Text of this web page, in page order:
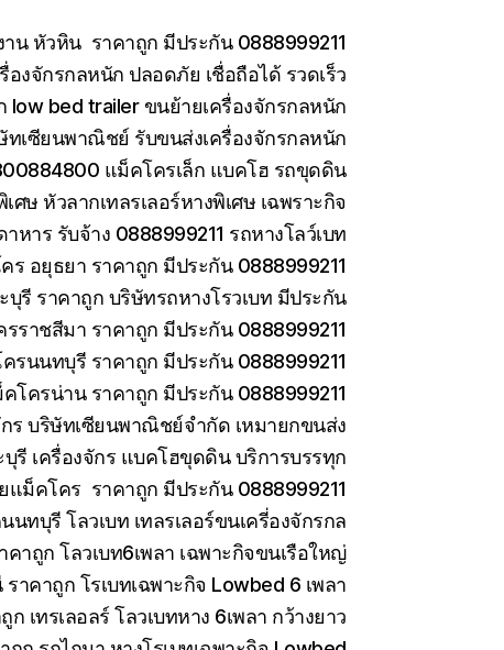
น หัวหิน ราคาถูก มีประกัน 0888999211
องจักรกลหนัก ปลอดภัย เชื่อถือได้ รวดเร็ว
low bed trailer ขนย้ายเครื่องจักรกลหนัก
ทเซียนพาณิชย์ รับขนส่งเครื่องจักรกลหนัก
แม็คโครเล็ก แบคโฮ รถขุดดิน
ศษ หัวลากเทลรเลอร์หางพิเศษ เฉพราะกิจ
หาร รับจ้าง 0888999211 รถหางโลว์เบท
ร อยุธยา ราคาถูก มีประกัน 0888999211
รี ราคาถูก บริษัทรถหางโรวเบท มีประกัน
ราชสีมา ราคาถูก มีประกัน 0888999211
รนนทบุรี ราคาถูก มีประกัน 0888999211
โครน่าน ราคาถูก มีประกัน 0888999211
ร บริษัทเซียนพาณิชย์จำกัด เหมายกขนส่ง
รี เครื่องจักร แบคโฮขุดดิน บริการบรรทุก
ม็คโคร ราคาถูก มีประกัน 0888999211
ทบุรี โลวเบท เทลรเลอร์ขนเครี่องจักรกล
าถูก โลวเบท6เพลา เฉพาะกิจขนเรือใหญ่
าคาถูก โรเบทเฉพาะกิจ Lowbed 6 เพลา
เทรเลอลร์ โลวเบทหาง 6เพลา กว้างยาว